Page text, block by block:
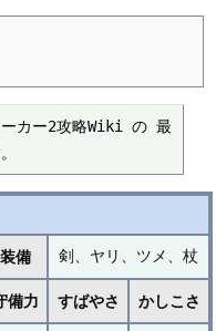
ーカー2攻略Wiki の 最
装備 剣、ヤリ、ツメ、杖
備力 すばやさ かしこさ